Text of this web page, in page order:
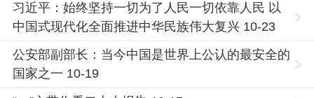
习近平：始终坚持一切为了人民一切依靠人民 以
中国式现代化全面推进中华民族伟大复兴 10-23
公安部副部长：当今中国是世界上公认的最安全的
国家之一 10-19